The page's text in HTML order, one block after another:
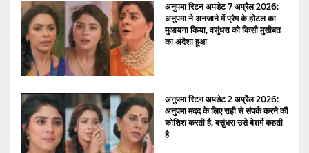
अनुपमा रिटन अपडेट 7 अप्रैल 2026:
अनुपमा ने अनजाने में प्रेम के होटल का
मुआयना किया, वसुंधरा को किसी मुसीबत
का अंदेशा हुआ
अनुपमा रिटन अपडेट 2 अप्रैल 2026:
अनुपमा मदद के लिए राही से संपर्क करने की
कोशिश करती है, वसुंधरा उसे बेशर्म कहती
है